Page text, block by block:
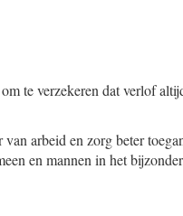
te verzekeren dat verlof
arbeid en zorg beter
en mannen in het